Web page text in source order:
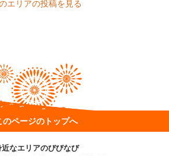
エリアの投稿を見る
のページのトップへ
近なエリアのびびなび